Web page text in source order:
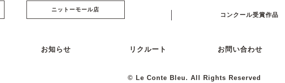
ニットーモール店
コンクール受賞作品
お知らせ リクルート お問い合わせ
© Le Conte Bleu. All Rights Reserved